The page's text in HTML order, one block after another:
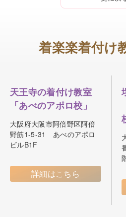
着楽楽着付け
天王寺の着付け教室
「あべのアポロ校」
大阪府大阪市阿倍野区阿倍
野筋1-5-31 あべのアポロ
ビルB1F
詳細はこちら